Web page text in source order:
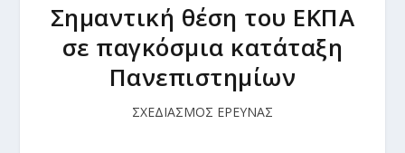
Σημαντική θέση του ΕΚΠΑ
σε παγκόσμια κατάταξη
Πανεπιστημίων
ΣΧΕΔΙΑΣΜΟΣ ΕΡΕΥΝΑΣ